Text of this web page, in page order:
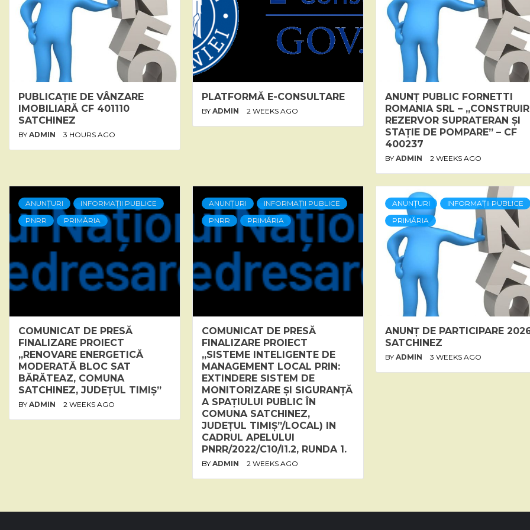
PUBLICAȚIE DE VÂNZARE
IMOBILIARĂ CF 401110
SATCHINEZ
BY ADMIN 3 HOURS AGO
PLATFORMĂ E-CONSULTARE
BY ADMIN 2 WEEKS AGO
ANUNȚ PUBLIC FORNETTI
ROMANIA SRL –
REZERVOR SUPRATERAN ȘI
STAȚIE DE POMPARE” – CF
400237
BY ADMIN 2 WEEKS AGO
ANUNȚURI
INFORMAȚII PUBLICE
PNRR
PRIMĂRIA
COMUNICAT DE PRESĂ
FINALIZARE PROIECT
„RENOVARE ENERGETICĂ
MODERATĂ BLOC SAT
BĂRĂTEAZ, COMUNA
SATCHINEZ, JUDEȚUL TIMIȘ”
BY ADMIN 2 WEEKS AGO
ANUNȚURI
INFORMAȚII PUBLICE
PNRR
PRIMĂRIA
COMUNICAT DE PRESĂ
FINALIZARE PROIECT
„SISTEME INTELIGENTE DE
MANAGEMENT LOCAL PRIN:
EXTINDERE SISTEM DE
MONITORIZARE ȘI SIGURANȚĂ
A SPAȚIULUI PUBLIC ÎN
COMUNA SATCHINEZ,
JUDEȚUL TIMIȘ”/LOCAL) IN
CADRUL APELULUI
PNRR/2022/C10/I1.2, RUNDA 1.
BY ADMIN 2 WEEKS AGO
ANUNȚURI
INFORMAȚII PUBLICE
PRIMĂRIA
ANUNȚ DE PARTICIPARE
SATCHINEZ
BY ADMIN 3 WEEKS AGO